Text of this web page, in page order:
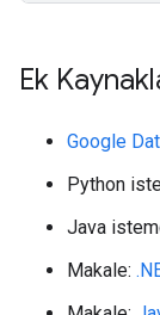
Ek
Google
Python
Java
Makale: